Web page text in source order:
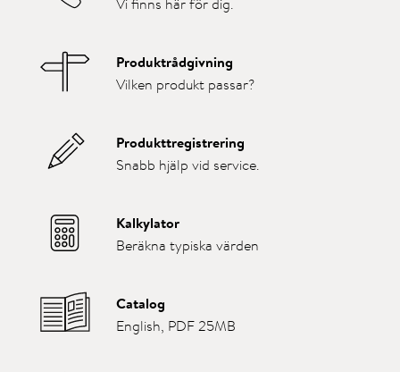
Produktrådgivning
Vilken produkt passar?
Produkttregistrering
Snabb hjälp vid service.
Kalkylator
Beräkna typiska värden
Catalog
English, PDF 25MB